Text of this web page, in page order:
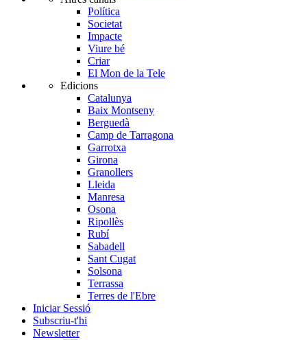
Política
Societat
Impacte
Viure bé
Criar
El Mon de la Tele
Edicions
Catalunya
Baix Montseny
Berguedà
Camp de Tarragona
Garrotxa
Girona
Granollers
Lleida
Manresa
Osona
Ripollès
Rubí
Sabadell
Sant Cugat
Solsona
Terrassa
Terres de l'Ebre
Iniciar Sessió
Subscriu-t'hi
Newsletter